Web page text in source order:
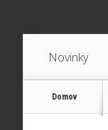
Novinky
Domov